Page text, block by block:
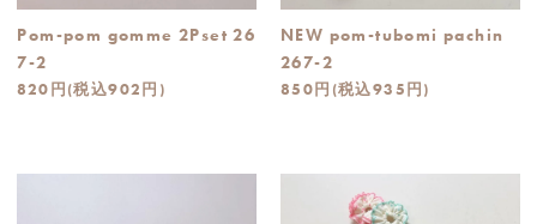
Pom-pom gomme 2Pset 26
7-2
820円(税込902円)
NEW pom-tubomi pachin
267-2
850円(税込935円)